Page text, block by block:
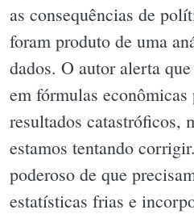
as consequências de
foram produto de uma
dados. O autor alerta
em fórmulas econômicas
resultados catastróficos,
estamos tentando
poderoso de que
estatísticas frias e